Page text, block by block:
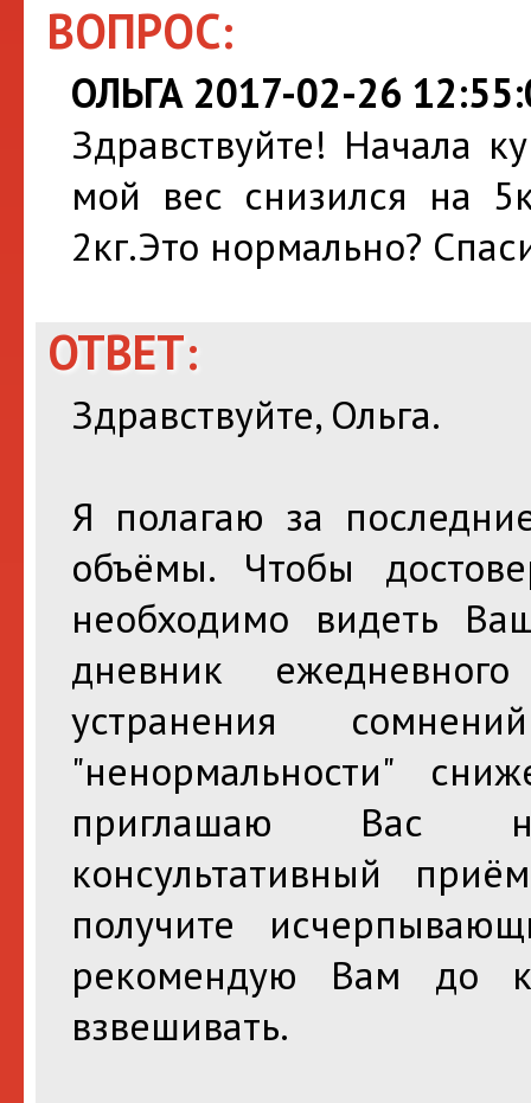
ВОПРОС:
ОЛЬГА 2017-02-26
Здравствуйте! Начала
мой вес снизился на
2кг.Это нормально?
ОТВЕТ:
Здравствуйте, Ольга.
Я полагаю за
объёмы. Чтобы
необходимо видеть
дневник
устранения
"ненормальности"
приглашаю Вас
консультативный
получите
рекомендую Вам до
взвешивать.